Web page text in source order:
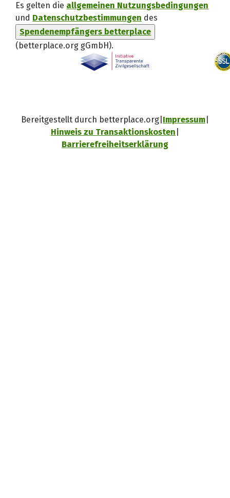
Es gelten die allgemeinen Nutzungsbedingungen
und Datenschutzbestimmungen des
Spendenempfängers betterplace
(betterplace.org gGmbH).
Bereitgestellt durch betterplace.org Impressum
Hinweis zu Transaktionskosten
Barrierefreiheitserklärung